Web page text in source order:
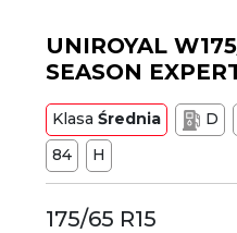
UNIROYAL
SEASON
KlasaŚrednia D
84
H
175/65 R15